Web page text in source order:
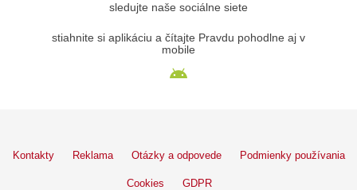
sledujte naše sociálne siete
stiahnite si aplikáciu a čítajte Pravdu pohodlne aj v
mobile
Kontakty Reklama Otázky a odpovede Podmienky používania
Cookies GDPR